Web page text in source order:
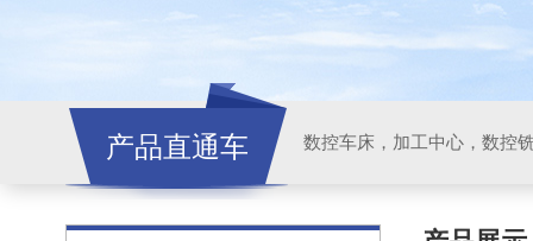
产品直通车